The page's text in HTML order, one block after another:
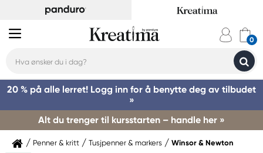
20 % på alle lerret! Logg inn for å benytte deg av tilbudet
»
Alt du trenger til kursstarten – handle her »
Penner & kritt Tusjpenner & markers Winsor & Newton